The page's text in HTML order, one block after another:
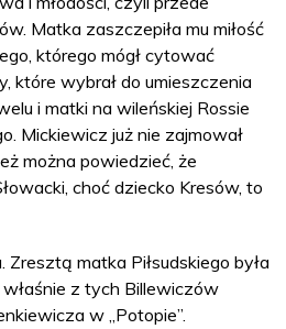
Matka zaszczepiła mu miłość
którego mógł cytować
które wybrał do umieszczenia
i matki na wileńskiej Rossie
Mickiewicz już nie zajmował
można powiedzieć, że
choć dziecko Kresów, to
Zresztą matka Piłsudskiego była
z tych Billewiczów
w „Potopie”.